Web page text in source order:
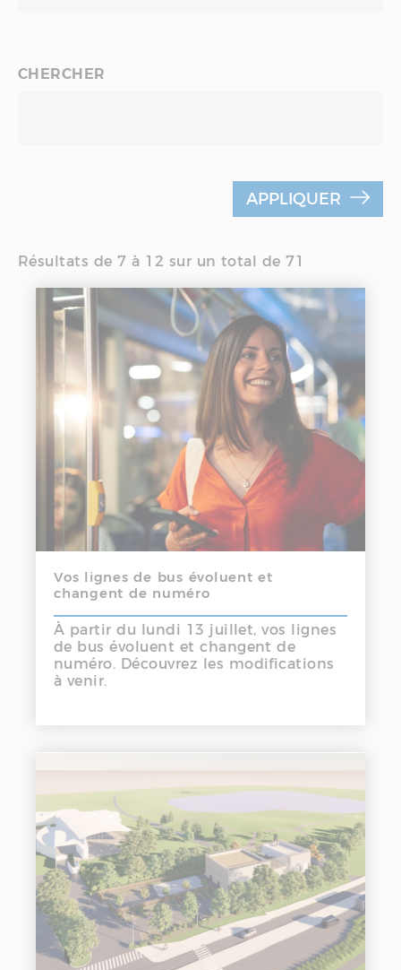
CHERCHER
APPLIQUER
Résultats de 7 à 12 sur un total de 71
Vos lignes de bus évoluent et
changent de numéro
À partir du lundi 13 juillet, vos lignes
de bus évoluent et changent de
numéro. Découvrez les modifications
à venir.